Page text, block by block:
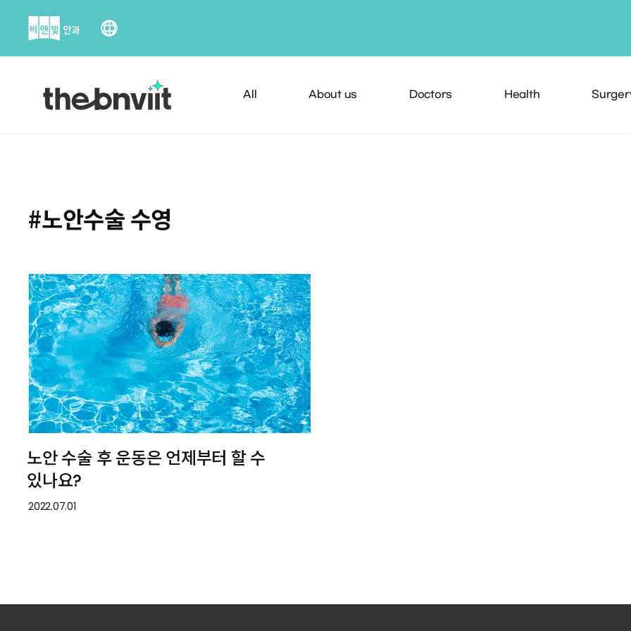
content
All About us Doctors Health
#노안수술 수영
노안 수술 후 운동은 언제부터 할 수
있나요?
2022.07.01